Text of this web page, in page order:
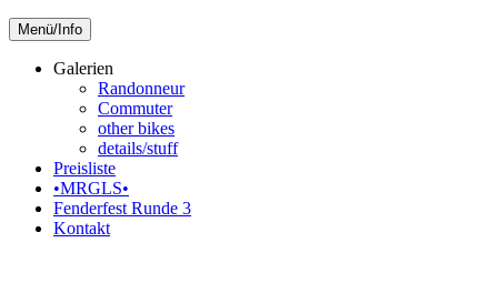
Info
Galerien
Randonneur
Commuter
other bikes
details/stuff
Preisliste
•MRGLS•
Fenderfest Runde 3
Kontakt